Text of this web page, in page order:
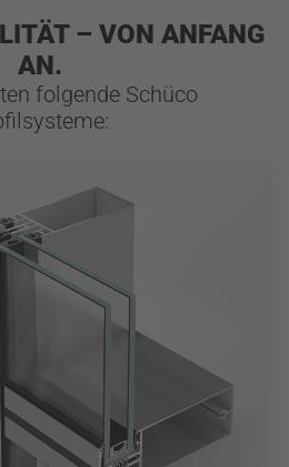
– VON ANFANG
AN.
folgende Schüco